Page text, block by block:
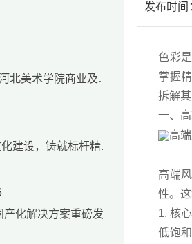
智慧校园解决方案 | 河北美术学院商业及后勤产品服务体系
尚品牌：深耕公安文化建设，铸就标杆精品项目
发布时间
色彩
掌握
拆解
一、
高端
性。
1. 核
低饱